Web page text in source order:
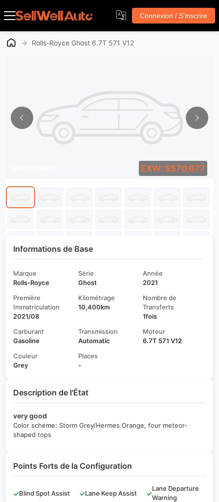
Connexion / S'inscrire
→ Rolls-Royce Ghost 6.7T 571 V12
EXW: $570,677
Informations de Base
Marque
Rolls-Royce
Série
Ghost
Année
2021
Première
Immatriculation
2021/08
Kilométrage
10,400km
Nombre de
Transferts
1fois
Carburant
Gasoline
Transmission
Automatic
Moteur
6.7T 571 V12
Couleur
Grey
Places
-
Description de l'État
very good
Color scheme: Storm Grey/Hermes Orange, four meteor-
shaped tops
Points Forts de la Configuration
✓Blind Spot Assist ✓Lane Keep Assist ✓
Lane Departure
Warning